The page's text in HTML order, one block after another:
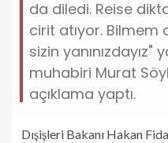
da diledi. Reise
cirit atıyor. Bilmem
sizin
muhabiri Murat
açıklama yaptı.
Dışişleri Bakanı Hakan